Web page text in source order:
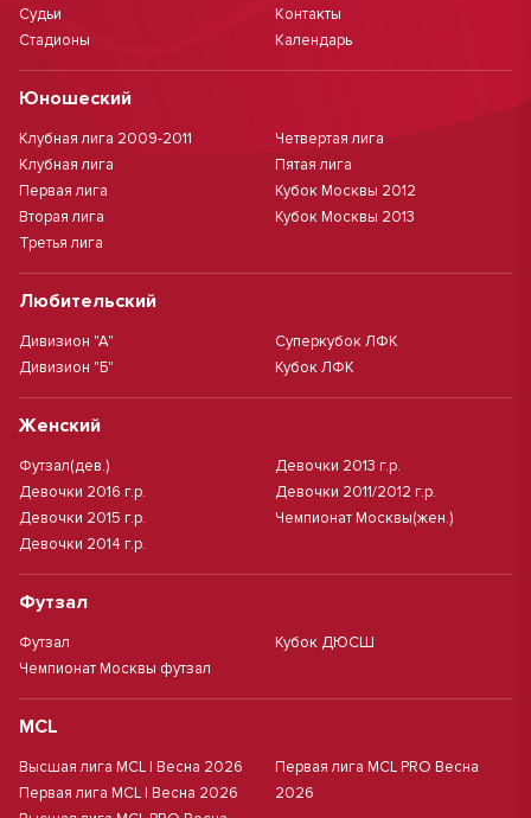
Судьи
Стадионы
Контакты
Календарь
Юношеский
Клубная лига 2009-2011
Клубная лига
Первая лига
Вторая лига
Третья лига
Четвертая лига
Пятая лига
Кубок Москвы 2012
Кубок Москвы 2013
Любительский
Дивизион "А"
Дивизион "Б"
Суперкубок ЛФК
Кубок ЛФК
Женский
Футзал(дев.)
Девочки 2016 г.р.
Девочки 2015 г.р.
Девочки 2014 г.р.
Девочки 2013 г.р.
Девочки 2011/2012 г.р.
Чемпионат Москвы(жен.)
Футзал
Футзал
Чемпионат Москвы футзал
Кубок ДЮСШ
MCL
Высшая лига MCL | Весна 2026
Первая лига MCL | Весна 2026
Первая лига MCL PRO Весна
2026